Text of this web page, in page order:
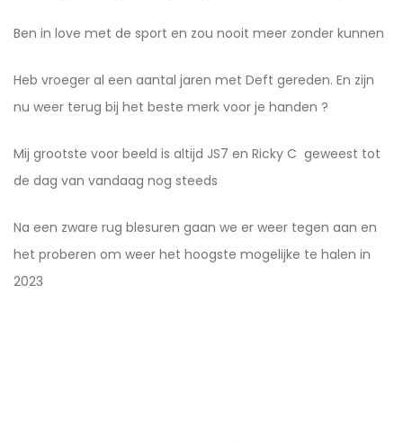
Ben in love met de sport en zou nooit meer zonder kunnen
Heb vroeger al een aantal jaren met Deft gereden. En zijn
nu weer terug bij het beste merk voor je handen ?
Mij grootste voor beeld is altijd JS7 en Ricky C geweest tot
de dag van vandaag nog steeds
Na een zware rug blesuren gaan we er weer tegen aan en
het proberen om weer het hoogste mogelijke te halen in
2023